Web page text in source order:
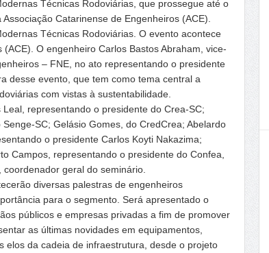
Técnicas Rodoviárias, que prossegue até o
Catarinense de Engenheiros (ACE).
Técnicas Rodoviárias. O evento acontece
O engenheiro Carlos Bastos Abraham, vice-
– FNE, no ato representando o presidente
desse evento, que tem como tema central a
com vistas à sustentabilidade.
representando o presidente do Crea-SC;
SC; Gelásio Gomes, do CredCrea; Abelardo
o presidente Carlos Koyti Nakazima;
Campos, representando o presidente do Confea,
geral do seminário.
diversas palestras de engenheiros
para o segmento. Será apresentado o
públicos e empresas privadas a fim de promover
as últimas novidades em equipamentos,
elos da cadeia de infraestrutura, desde o projeto